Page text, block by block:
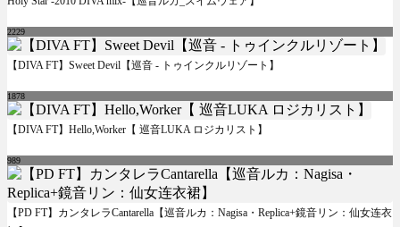
2229
【DIVA FT】Sweet Devil【巡音 - トゥインクルリゾート】
1878
【DIVA FT】Hello,Worker【 巡音LUKA ロジカリスト】
989
【PD FT】カンタレラCantarella【巡音ルカ：Nagisa・Replica+鏡音リン：仙女连衣